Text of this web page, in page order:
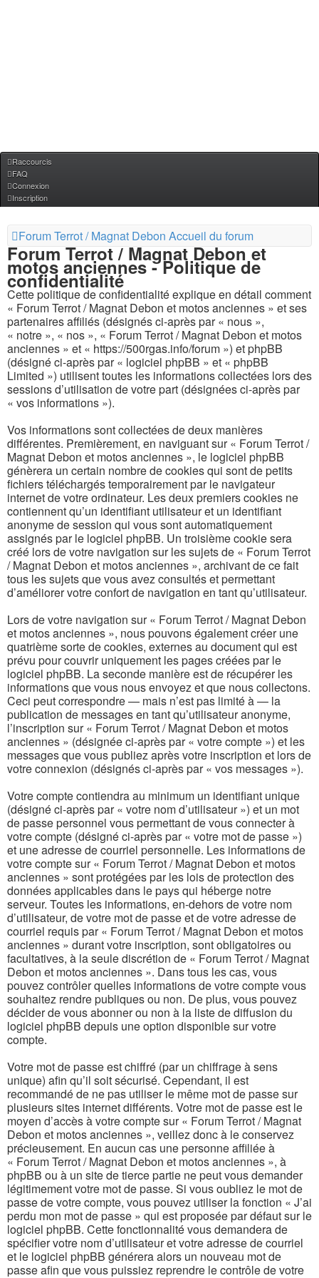
Raccourcis
FAQ
Connexion
Inscription
Forum Terrot / Magnat Debon Accueil du forum
Forum Terrot / Magnat Debon et
motos anciennes - Politique de
confidentialité
Cette politique de confidentialité explique en détail comment
« Forum Terrot / Magnat Debon et motos anciennes » et ses
partenaires affiliés (désignés ci-après par « nous »,
« notre », « nos », « Forum Terrot / Magnat Debon et motos
anciennes » et « https://500rgas.info/forum ») et phpBB
(désigné ci-après par « logiciel phpBB » et « phpBB
Limited ») utilisent toutes les informations collectées lors des
sessions d’utilisation de votre part (désignées ci-après par
« vos informations »).
Vos informations sont collectées de deux manières
différentes. Premièrement, en naviguant sur « Forum Terrot /
Magnat Debon et motos anciennes », le logiciel phpBB
génèrera un certain nombre de cookies qui sont de petits
fichiers téléchargés temporairement par le navigateur
internet de votre ordinateur. Les deux premiers cookies ne
contiennent qu’un identifiant utilisateur et un identifiant
anonyme de session qui vous sont automatiquement
assignés par le logiciel phpBB. Un troisième cookie sera
créé lors de votre navigation sur les sujets de « Forum Terrot
/ Magnat Debon et motos anciennes », archivant de ce fait
tous les sujets que vous avez consultés et permettant
d’améliorer votre confort de navigation en tant qu’utilisateur.
Lors de votre navigation sur « Forum Terrot / Magnat Debon
et motos anciennes », nous pouvons également créer une
quatrième sorte de cookies, externes au document qui est
prévu pour couvrir uniquement les pages créées par le
logiciel phpBB. La seconde manière est de récupérer les
informations que vous nous envoyez et que nous collectons.
Ceci peut correspondre — mais n’est pas limité à — la
publication de messages en tant qu’utilisateur anonyme,
l’inscription sur « Forum Terrot / Magnat Debon et motos
anciennes » (désignée ci-après par « votre compte ») et les
messages que vous publiez après votre inscription et lors de
votre connexion (désignés ci-après par « vos messages »).
Votre compte contiendra au minimum un identifiant unique
(désigné ci-après par « votre nom d’utilisateur ») et un mot
de passe personnel vous permettant de vous connecter à
votre compte (désigné ci-après par « votre mot de passe »)
et une adresse de courriel personnelle. Les informations de
votre compte sur « Forum Terrot / Magnat Debon et motos
anciennes » sont protégées par les lois de protection des
données applicables dans le pays qui héberge notre
serveur. Toutes les informations, en-dehors de votre nom
d’utilisateur, de votre mot de passe et de votre adresse de
courriel requis par « Forum Terrot / Magnat Debon et motos
anciennes » durant votre inscription, sont obligatoires ou
facultatives, à la seule discrétion de « Forum Terrot / Magnat
Debon et motos anciennes ». Dans tous les cas, vous
pouvez contrôler quelles informations de votre compte vous
souhaitez rendre publiques ou non. De plus, vous pouvez
décider de vous abonner ou non à la liste de diffusion du
logiciel phpBB depuis une option disponible sur votre
compte.
Votre mot de passe est chiffré (par un chiffrage à sens
unique) afin qu’il soit sécurisé. Cependant, il est
recommandé de ne pas utiliser le même mot de passe sur
plusieurs sites internet différents. Votre mot de passe est le
moyen d’accès à votre compte sur « Forum Terrot / Magnat
Debon et motos anciennes », veillez donc à le conservez
précieusement. En aucun cas une personne affiliée à
« Forum Terrot / Magnat Debon et motos anciennes », à
phpBB ou à un site de tierce partie ne peut vous demander
légitimement votre mot de passe. Si vous oubliez le mot de
passe de votre compte, vous pouvez utiliser la fonction « J’ai
perdu mon mot de passe » qui est proposée par défaut sur le
logiciel phpBB. Cette fonctionnalité vous demandera de
spécifier votre nom d’utilisateur et votre adresse de courriel
et le logiciel phpBB générera alors un nouveau mot de
passe afin que vous puissiez reprendre le contrôle de votre